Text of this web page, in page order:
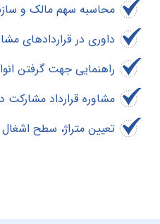
محاسبه سهم مالک و
داوری در قراردادهای
راهنمایی جهت گرفتن
مشاوره قرارداد
تعیین متراژ، سطح